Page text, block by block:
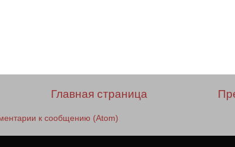
Главная страница
к сообщению (Atom)